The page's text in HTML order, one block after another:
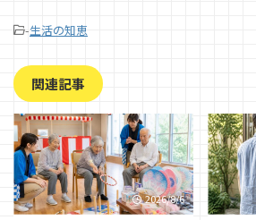
-生活の知恵
関連記事
2026/8/6